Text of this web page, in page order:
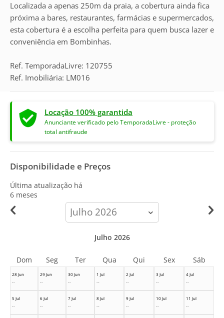
Localizada a apenas 250m da praia, a cobertura ainda fica
próxima a bares, restaurantes, farmácias e supermercados,
esta cobertura é a escolha perfeita para quem busca lazer e
conveniência em Bombinhas.
Ref. TemporadaLivre: 120755
Ref. Imobiliária: LM016
Locação 100% garantida
Anunciante verificado pelo TemporadaLivre - proteção
total antifraude
Disponibilidade e Preços
Última atualização há
6 meses
calendar-
month
28 Jun
--
29 Jun
--
30 Jun
--
1 Jul
--
2 Jul
--
3 Jul
--
4 Jul
--
5 Jul
--
6 Jul
--
7 Jul
--
8 Jul
--
9 Jul
--
10 Jul
--
11 Jul
--
Julho 2026
Dom Seg Ter Qua Qui Sex Sáb